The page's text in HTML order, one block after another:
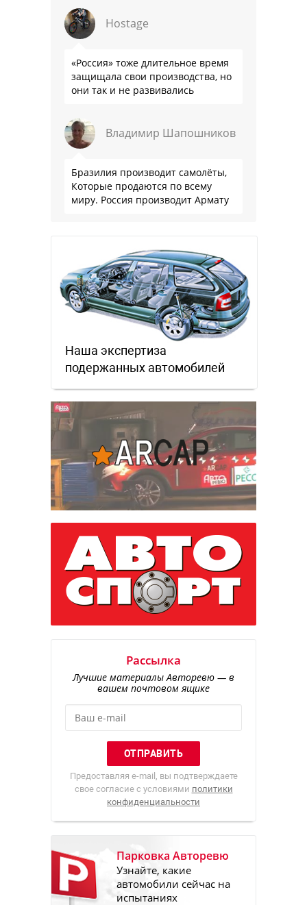
что прям эталон коррупции
Hostage
«Россия» тоже длительное время
защищала свои производства, но
они так и не развивались
Владимир Шапошников
Бразилия производит самолёты,
Которые продаются по всему
миру. Россия производит Армату
Наша экспертиза
подержанных автомобилей
Рассылка
Лучшие материалы Авторевю — в
вашем почтовом ящике
Предоставляя e-mail, вы подтверждаете
свое согласие с условиями политики
конфиденциальности
Парковка Авторевю
Узнайте, какие
автомобили сейчас на
испытаниях